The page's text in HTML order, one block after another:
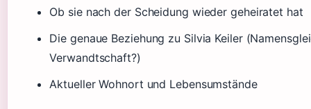
Ob sie nach der Scheidung wieder geheiratet hat
Die genaue Beziehung zu Silvia Keiler
Verwandtschaft?)
Aktueller Wohnort und Lebensumstände